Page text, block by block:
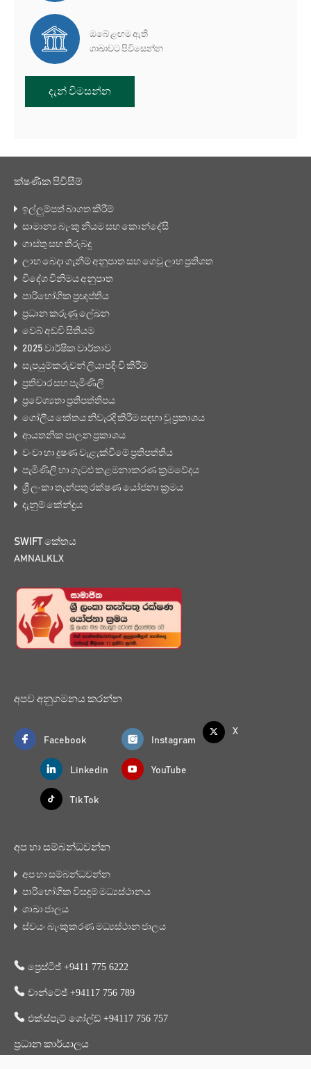
ඔබේ ළඟම ඇති
ශාඛාවට පිවිසෙන්න
දැන් විමසන්න
ක්ෂණික පිවිසීම්
ඉල්ලුම්පත් බාගත කිරීම්
සාමාන්‍ය බැංකු නියම සහ කොන්දේසි
ගාස්තු සහ තීරුබදු
ලාභ බෙදා ගැනීම් අනුපාත සහ ගෙවූ ලාභ ප්‍රතිශත
විදේශ විනිමය අනුපාත
පාරිභෝගික ප්‍රඥප්තිය
ප්‍රධාන කරුණු ලේඛන
වෙබ් අඩවි සිතියම
2025 වාර්ෂික වාර්තාව
සැපයුම්කරුවන් ලියාපදිංචි කිරීම්
ප්‍රතිචාර සහ පැමිණිලි
ප්‍රවේශ්‍යතා ප්‍රතිපත්තිපය
ගෝලීය කේතය නිවැරදි කිරීම සඳහා වූ ප්‍රකාශය
ආයතනික පාලන ප්‍රකාශය
වංචා හා දූෂණ වැළැක්වීමේ ප්‍රතිපත්තිය
පැමිණිලි හා ගැටළු කළමනාකරණ ක්‍රමවේදය
ශ්‍රී ලංකා තැන්පතු රක්ෂණ යෝජනා ක්‍රමය
දැනුම් කේන්ද්‍රය
SWIFT කේතය
AMNALKLX
අපව අනුගමනය කරන්න
Facebook Instagram
X
Linkedin YouTube
Tik Tok
අප හා සම්බන්ධවන්න
අප හා සම්බන්ධවන්න
පාරිභෝගික විසඳුම් මධ්‍යස්ථානය
ශාඛා ජාලය
ස්වයං බැංකුකරණ මධ්‍යස්ථාන ජාලය
ප්‍රෙස්ටීජ් +9411 775 6222
වාන්ටේජ් +94117 756 789
එක්ස්පැට් ගෝල්ඩ් +94117 756 757
ප්‍රධාන කාර්යාලය